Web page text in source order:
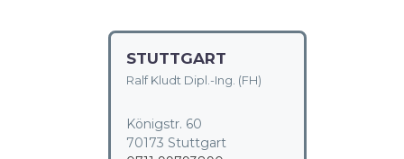
STUTTGART
Ralf Kludt Dipl.-Ing. (FH)
Königstr. 60
70173 Stuttgart